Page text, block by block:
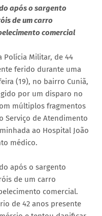
após o sargento
de um carro
comercial
Polícia Militar, de 44
ferido durante uma
(19), no bairro Cuniã,
por um disparo no
múltiplos fragmentos
Serviço de Atendimento
ao Hospital João
médico.
após o sargento
de um carro
comercial.
de 42 anos presente